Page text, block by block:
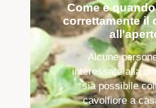
Come e
correttamente il
Alcune
interessate alla
sia possibile
cavolfiore a